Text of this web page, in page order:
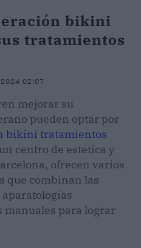
bikini
tratamientos
02:07
mejorar su
pueden optar por
bikini tratamientos
centro de estética y
ofrecen varios
que combinan las
manuales para lograr